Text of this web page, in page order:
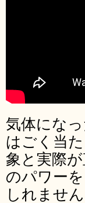
気体にな
はごく当
象と実際
のパワー
しれません